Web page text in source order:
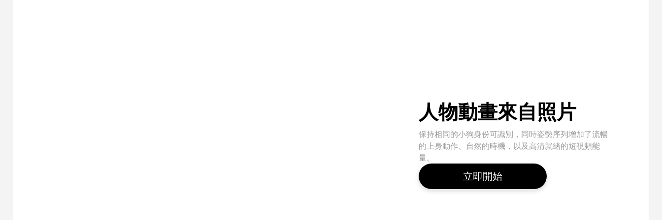
人物動畫來自照片
保持相同的小狗身份可識別，同時姿勢序列增加了流暢
的上身動作、自然的時機，以及高清就緒的短視頻能
量。
立即開始